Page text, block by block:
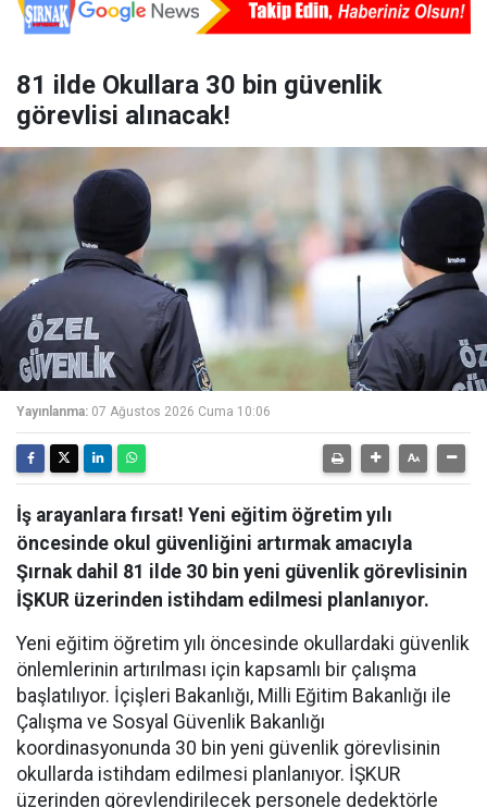
81 ilde Okullara 30 bin güvenlik
görevlisi alınacak!
Yayınlanma: 07 Ağustos 2026 Cuma 10:06
İş arayanlara fırsat! Yeni eğitim öğretim yılı
öncesinde okul güvenliğini artırmak amacıyla
Şırnak dahil 81 ilde 30 bin yeni güvenlik görevlisinin
İŞKUR üzerinden istihdam edilmesi planlanıyor.
Yeni eğitim öğretim yılı öncesinde okullardaki güvenlik
önlemlerinin artırılması için kapsamlı bir çalışma
başlatılıyor. İçişleri Bakanlığı, Milli Eğitim Bakanlığı ile
Çalışma ve Sosyal Güvenlik Bakanlığı
koordinasyonunda 30 bin yeni güvenlik görevlisinin
okullarda istihdam edilmesi planlanıyor. İŞKUR
üzerinden görevlendirilecek personele dedektörle